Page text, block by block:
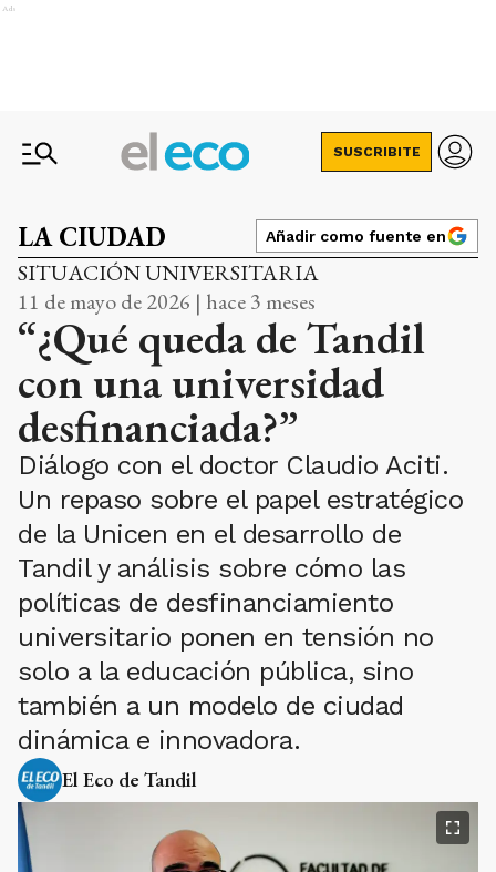
Ads
SUSCRIBITE
LA CIUDAD Añadir como fuente en
SITUACIÓN UNIVERSITARIA
11 de mayo de 2026 | hace 3 meses
“¿Qué queda de Tandil
con una universidad
desfinanciada?”
Diálogo con el doctor Claudio Aciti.
Un repaso sobre el papel estratégico
de la Unicen en el desarrollo de
Tandil y análisis sobre cómo las
políticas de desfinanciamiento
universitario ponen en tensión no
solo a la educación pública, sino
también a un modelo de ciudad
dinámica e innovadora.
El Eco de Tandil